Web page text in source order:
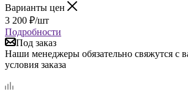
Варианты цен
3 200 ₽/шт
Подробности
Под заказ
Наши менеджеры обязательно свяжутся с
условия заказа